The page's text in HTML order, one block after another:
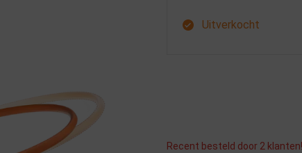
Uitverkocht
Recent besteld door 2